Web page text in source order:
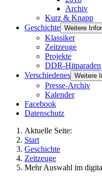
Archiv
Kurz & Knapp
Geschichte Weitere
Klassiker
Zeitzeuge
Projekte
DDR-Hitparaden
Verschiedenes Weitere
Presse-Archiv
Kalender
Facebook
Datenschutz
Aktuelle Seite:
Start
Geschichte
Zeitzeuge
Mehr Auswahl im